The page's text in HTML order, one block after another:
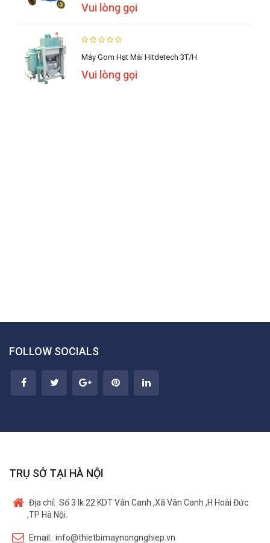
Vui lòng gọi
Máy Gom Hạt Mài Hitdetech 3T/h
Vui lòng gọi
FOLLOW SOCIALS
TRỤ SỞ TẠI HÀ NỘI
Địa chỉ: Số 3 lk 22 KDT Vân Canh ,Xã Vân Canh ,H Hoài Đức
,TP Hà Nội.
Email: info@thietbimaynongnghiep.vn